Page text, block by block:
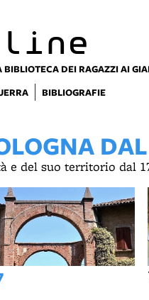
BIBLIOTECA DEI RAGAZZI AI
BIBLIOGRAFIE
e del suo territorio dal